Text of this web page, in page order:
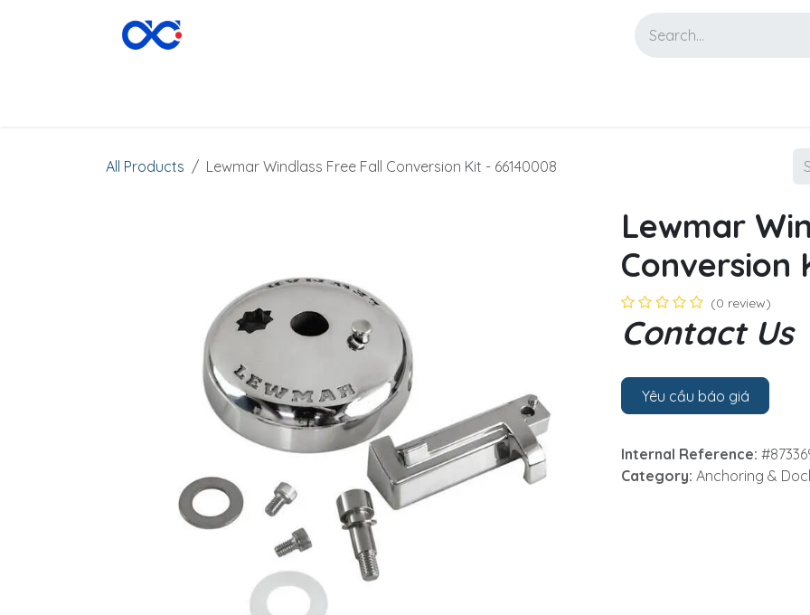
All Products Lewmar Windlass Free Fall Conversion Kit - 66140008
Lewmar
Conversion
(0 review)
Contact Us
Yêu cầu báo giá
Internal Reference:
Category: Anchoring &